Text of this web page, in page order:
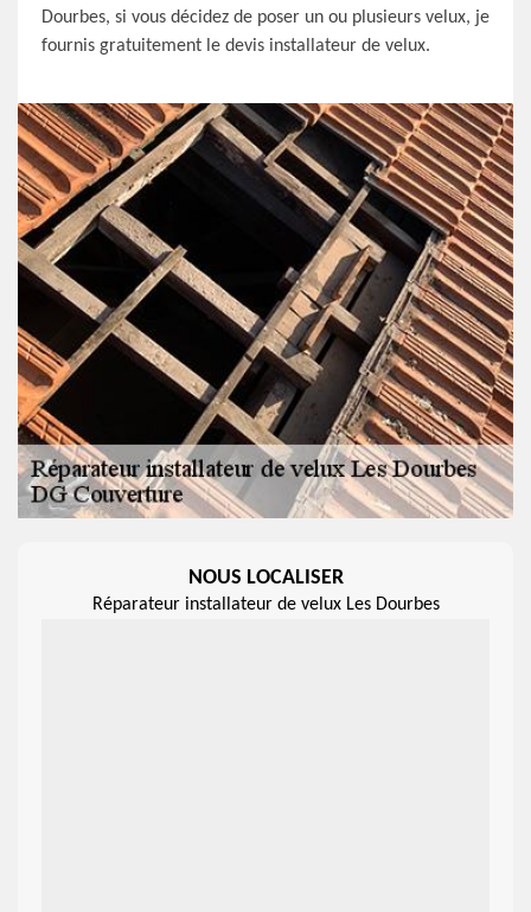
Dourbes, si vous décidez de poser un ou plusieurs velux, je
fournis gratuitement le devis installateur de velux.
NOUS LOCALISER
Réparateur installateur de velux Les Dourbes